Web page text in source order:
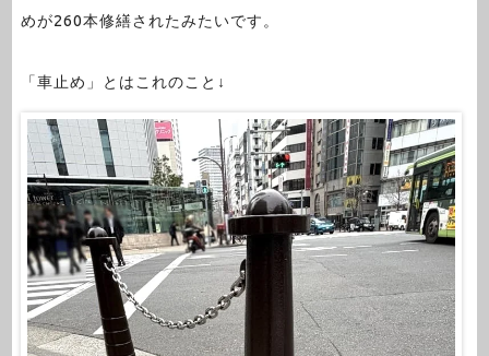
めが260本修繕されたみたいです。
「車止め」とはこれのこと↓